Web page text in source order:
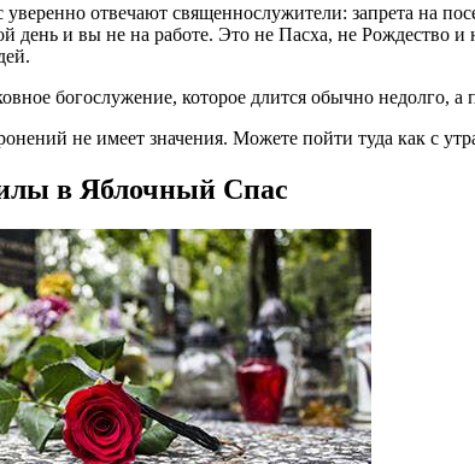
уверенно отвечают священнослужители: запрета на
день и вы не на работе. Это не Пасха, не Рождество
богослужение, которое длится обычно недолго,
не имеет значения. Можете пойти туда как с
в Яблочный Спас